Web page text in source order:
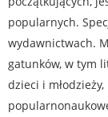
popularnych.
wydawnictwach.
gatunków, w tym
dzieci i